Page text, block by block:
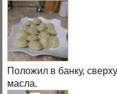
Положил в банку,
масла.